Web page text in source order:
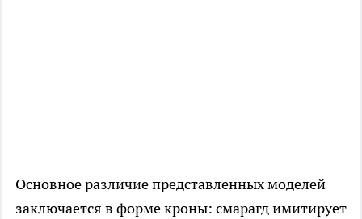
Основное различие представленных моделей
заключается в форме кроны: смарагд имитирует